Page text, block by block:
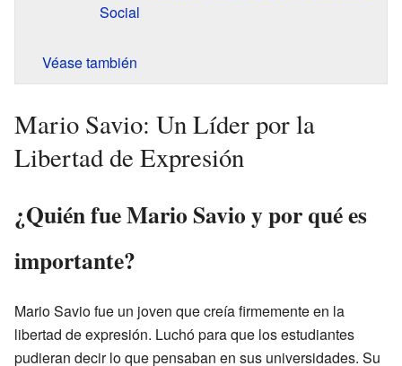
Social
Véase también
Mario Savio: Un Líder por la
Libertad de Expresión
¿Quién fue Mario Savio y por qué es
importante?
Mario Savio fue un joven que creía firmemente en la
libertad de expresión. Luchó para que los estudiantes
pudieran decir lo que pensaban en sus universidades. Su